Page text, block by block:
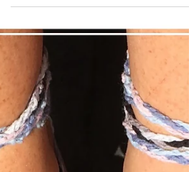
Blues handmade by
juf Sas
Mijn eerste vlog over haken heb
ik op 26 oktober 2016 gemaakt
over deze colshawl Blues. Ik
de colshawl toen in het
donkerblauw...